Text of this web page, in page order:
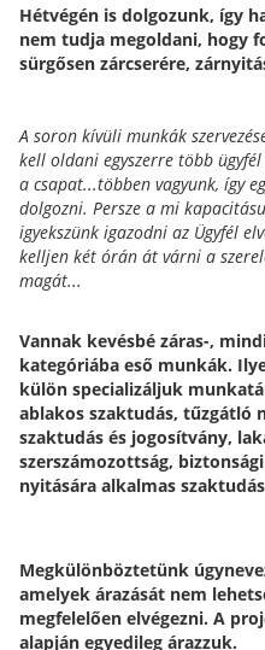
Hétvégén is dolgozunk, így
nem tudja megoldani, hogy
sürgősen zárcserére,
A soron kívüli munkák
kell oldani egyszerre több
a csapat...többen vagyunk, így
dolgozni. Persze a mi
igyekszünk igazodni az Ügyfél
kelljen két órán át várni a
magát...
Vannak kevésbé záras-,
kategóriába eső munkák.
külön specializáljuk
ablakos szaktudás, tűzgátló
szaktudás és jogosítvány,
szerszámozottság,
nyitására alkalmas
Megkülönböztetünk
amelyek árazását nem
megfelelően elvégezni. A
alapján egyedileg árazzuk.